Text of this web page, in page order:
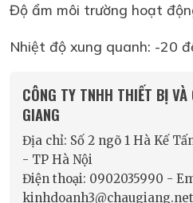
Độ ẩm môi trường hoạt
Nhiệt độ xung quanh: -20
CÔNG TY TNHH THIẾT BỊ VÀ
GIANG
Địa chỉ: Số 2 ngõ 1 Hà Kế
- TP Hà Nội
Điện thoại: 0902035990 -